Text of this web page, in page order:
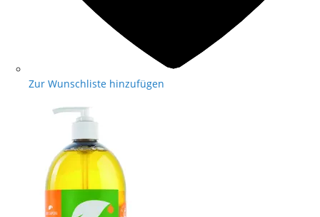
Zur Wunschliste hinzufügen